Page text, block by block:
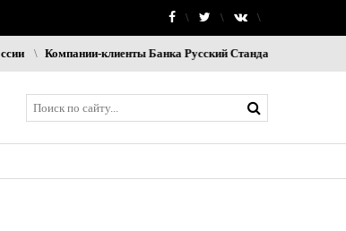
Компании-клиенты Банка Русский Стандарт смогут принимать